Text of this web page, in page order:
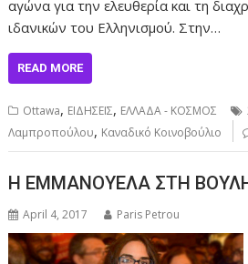
αγώνα για την ελευθερία και τη
ιδανικών του Ελληνισμού. Στην…
READ MORE
Ottawa, ΕΙΔΗΣΕΙΣ, ΕΛΛΑΔΑ - ΚΟΣΜΟΣ
Λαμπροπούλου, Καναδικό Κοινοβούλιο
Η ΕΜΜΑΝΟΥΕΛΑ ΣΤΗ
April 4, 2017 Paris Petrou